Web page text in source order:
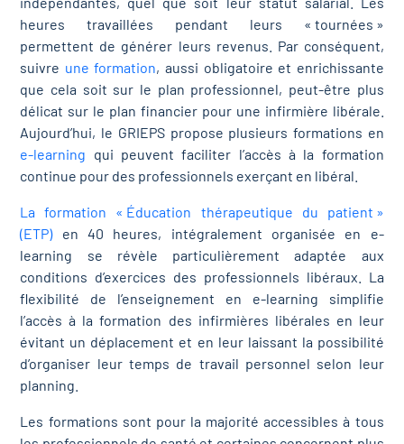
heures travaillées pendant leurs « tournées »
permettent de générer leurs revenus. Par conséquent,
suivre une formation, aussi obligatoire et enrichissante
que cela soit sur le plan professionnel, peut-être plus
délicat sur le plan financier pour une infirmière libérale.
Aujourd’hui, le GRIEPS propose plusieurs formations en
e-learning qui peuvent faciliter l’accès à la formation
continue pour des professionnels exerçant en libéral.
La formation « Éducation thérapeutique du patient »
(ETP)en 40 heures, intégralement organisée en e-
learning se révèle particulièrement adaptée aux
conditions d’exercices des professionnels libéraux. La
flexibilité de l’enseignement en e-learning simplifie
l’accès à la formation des infirmières libérales en leur
évitant un déplacement et en leur laissant la possibilité
d’organiser leur temps de travail personnel selon leur
planning.
Les formations sont pour la majorité accessibles à tous